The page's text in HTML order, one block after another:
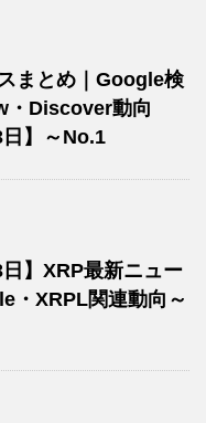
まとめ｜Google検
・Discover動向
日】～No.1
日】XRP最新ニュー
・XRPL関連動向～